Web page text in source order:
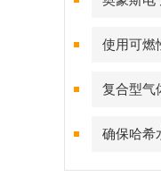
测量背后
使用可燃
析及对策
复合型气
记的一些事
确保哈希
读数的要点